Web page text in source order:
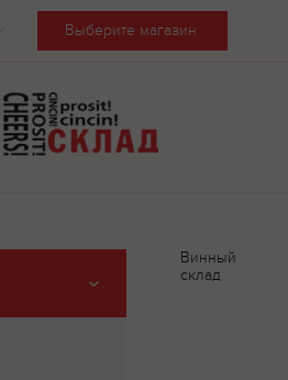
Выберите магазин
Винный
склад